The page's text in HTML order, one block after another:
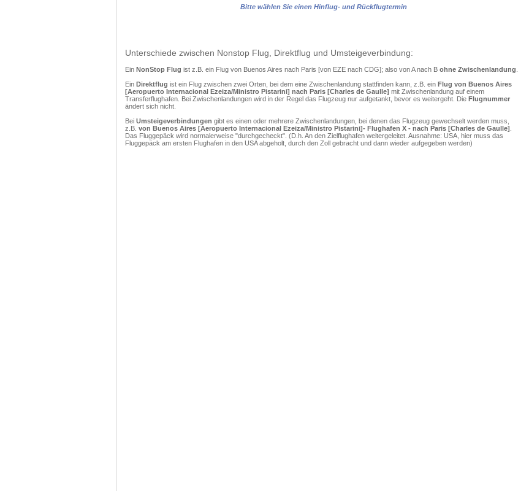
Bitte wählen Sie einen Hinflug- und Rückflugtermin
Unterschiede zwischen Nonstop Flug, Direktflug und Umsteigeverbindung:
Ein NonStop Flug ist z.B. ein Flug von Buenos Aires nach Paris [von EZE nach CDG]; also von A nach B ohne Zwischenlandung
Ein Direktflug ist ein Flug zwischen zwei Orten, bei dem eine Zwischenlandung stattfinden kann, z.B. ein Flug von Buenos Aires
[Aeropuerto Internacional Ezeiza/Ministro Pistarini] nach Paris [Charles de Gaulle] mit Zwischenlandung auf einem
Transferflughafen. Bei Zwischenlandungen wird in der Regel das Flugzeug nur aufgetankt, bevor es weitergeht. Die Flugnummer
ändert sich nicht.
Bei Umsteigeverbindungen gibt es einen oder mehrere Zwischenlandungen, bei denen das Flugzeug gewechselt werden muss,
z.B. von Buenos Aires [Aeropuerto Internacional Ezeiza/Ministro Pistarini]- Flughafen X - nach Paris [Charles de Gaulle]
Das Fluggepäck wird normalerweise "durchgecheckt". (D.h. An den Zielflughafen weitergeleitet. Ausnahme: USA, hier muss das
Fluggepäck am ersten Flughafen in den USA abgeholt, durch den Zoll gebracht und dann wieder aufgegeben werden)